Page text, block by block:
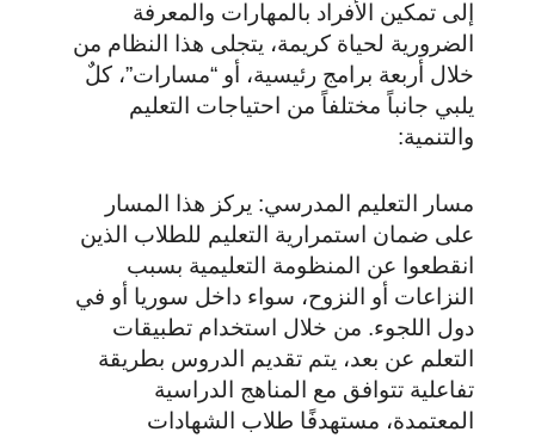
إلى تمكين الأفراد بالمهارات والمعرفة
الضرورية لحياة كريمة، يتجلى هذا النظام من
خلال أربعة برامج رئيسية، أو “مسارات”، كلٌ
يلبي جانباً مختلفاً من احتياجات التعليم
والتنمية:
مسار التعليم المدرسي: يركز هذا المسار
على ضمان استمرارية التعليم للطلاب الذين
انقطعوا عن المنظومة التعليمية بسبب
النزاعات أو النزوح، سواء داخل سوريا أو في
دول اللجوء. من خلال استخدام تطبيقات
التعلم عن بعد، يتم تقديم الدروس بطريقة
تفاعلية تتوافق مع المناهج الدراسية
المعتمدة، مستهدفًا طلاب الشهادات